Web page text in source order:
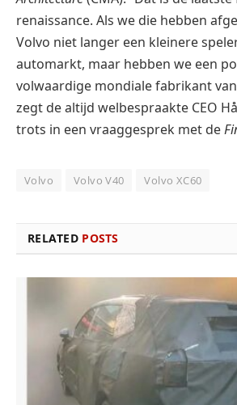
renaissance. Als we die hebben
Volvo niet langer een kleinere
automarkt, maar hebben we een
volwaardige mondiale fabrikant van
zegt de altijd welbespraakte CEO
trots in een vraaggesprek met de
Volvo Volvo V40 Volvo XC60
RELATED POSTS